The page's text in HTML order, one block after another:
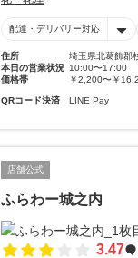
配達・デリバリー対応
住所
埼玉県北葛飾郡
本日の営業状況 10:00〜17:00
価格帯
￥2,200〜￥
QRコード決済 LINE Pay
店舗公式
ふらわー城之内
3.47